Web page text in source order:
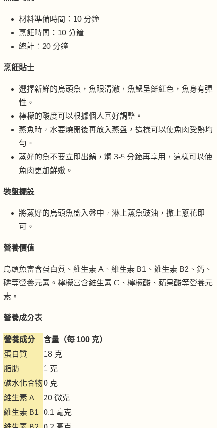
材料準備時間：10 分鐘
烹飪時間：10 分鐘
總計：20 分鐘
烹飪貼士
選擇新鮮的烏頭魚，魚眼清澈，魚鰓呈鮮紅色，魚身有彈
性。
檸檬的酸度可以根據個人喜好調整。
蒸魚時，水要燒開後再放入蒸盤，這樣可以使魚肉受熱均
勻。
蒸好的魚不要立即出鍋，燜 3-5 分鐘再享用，這樣可以使
魚肉更加鮮嫩。
裝盤擺設
將蒸好的烏頭魚盛入盤中，淋上蒸魚豉油，撒上蔥花即
可。
營養價值
烏頭魚富含蛋白質、維生素 A、維生素 B1、維生素 B2、鈣、
磷等營養元素。檸檬富含維生素 C、檸檬酸、蘋果酸等營養元
素。
營養成分表
營養成分
含量（每 100 克）
蛋白質
18 克
脂肪
1 克
碳水化合物0 克
維生素 A
20 微克
維生素 B1 0.1 毫克